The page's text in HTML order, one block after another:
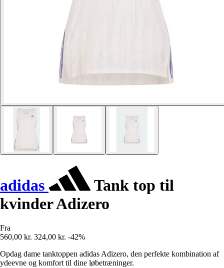
adidas
Tank top til
kvinder Adizero
Fra
560,00 kr. 324,00 kr. -42%
Opdag dame tanktoppen adidas Adizero, den perfekte kombination af
ydeevne og komfort til dine løbetræninger.